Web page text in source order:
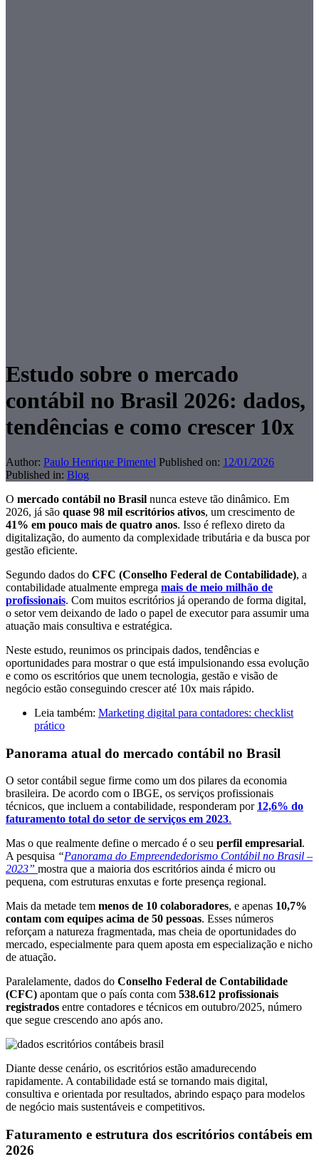
Estudo sobre o mercado
contábil no Brasil 2026: dados,
tendências e como crescer 10x
Author: Paulo Henrique Pimentel Published on: 12/01/2026
Published in: Blog
O mercado contábil no Brasil nunca esteve tão dinâmico. Em
2026, já são quase 98 mil escritórios ativos, um crescimento de
41% em pouco mais de quatro anos. Isso é reflexo direto da
digitalização, do aumento da complexidade tributária e da busca por
gestão eficiente.
Segundo dados do CFC (Conselho Federal de Contabilidade), a
contabilidade atualmente emprega mais de meio milhão de
profissionais. Com muitos escritórios já operando de forma digital,
o setor vem deixando de lado o papel de executor para assumir uma
atuação mais consultiva e estratégica.
Neste estudo, reunimos os principais dados, tendências e
oportunidades para mostrar o que está impulsionando essa evolução
e como os escritórios que unem tecnologia, gestão e visão de
negócio estão conseguindo crescer até 10x mais rápido.
Leia também: Marketing digital para contadores: checklist
prático
Panorama atual do mercado contábil no Brasil
O setor contábil segue firme como um dos pilares da economia
brasileira. De acordo com o IBGE, os serviços profissionais
técnicos, que incluem a contabilidade, responderam por 12,6% do
faturamento total do setor de serviços em 2023.
Mas o que realmente define o mercado é o seu perfil empresarial.
A pesquisa “Panorama do Empreendedorismo Contábil no Brasil –
2023” mostra que a maioria dos escritórios ainda é micro ou
pequena, com estruturas enxutas e forte presença regional.
Mais da metade tem menos de 10 colaboradores, e apenas 10,7%
contam com equipes acima de 50 pessoas. Esses números
reforçam a natureza fragmentada, mas cheia de oportunidades do
mercado, especialmente para quem aposta em especialização e nicho
de atuação.
Paralelamente, dados do Conselho Federal de Contabilidade
(CFC) apontam que o país conta com 538.612 profissionais
registrados entre contadores e técnicos em outubro/2025, número
que segue crescendo ano após ano.
Diante desse cenário, os escritórios estão amadurecendo
rapidamente. A contabilidade está se tornando mais digital,
consultiva e orientada por resultados, abrindo espaço para modelos
de negócio mais sustentáveis e competitivos.
Faturamento e estrutura dos escritórios contábeis em
2026